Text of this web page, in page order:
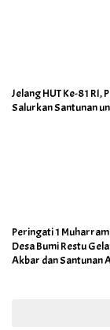
Jelang HUT Ke-81 RI,
Salurkan Santunan
Peringati 1 Muharram
Desa Bumi Restu
Akbar dan Santunan